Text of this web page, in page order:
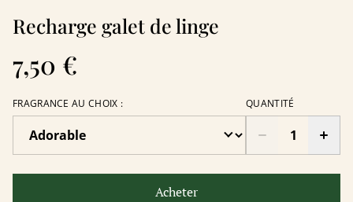
Recharge galet de linge
7,50 €
FRAGRANCE AU CHOIX : QUANTITÉ
Acheter